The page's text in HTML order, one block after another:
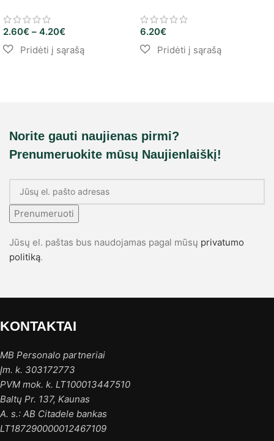
2.60€ – 4.20€ 6.20€
Norite gauti naujienas pirmi?
Prenumeruokite mūsų Naujienlaiškį!
Prenumeruoti
Jūsų el. paštas bus naudojamas pagal mūsų privatumo
politiką.
KONTAKTAI
MB Personalo partneriai
Įm. k. 303172773
PVM mok. k. LT100013447510
Baltų Pr. 137, Kaunas
A. s.: AB Citadele bankas
LT187290000012467109